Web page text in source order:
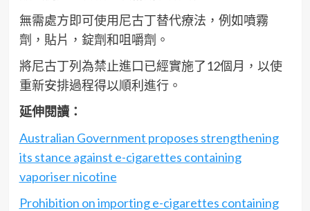
無需處方即可使用尼古丁替代療法，例如噴霧
劑，貼片，錠劑和咀嚼劑。
將尼古丁列為禁止進口已經實施了12個月，以使
重新安排過程得以順利進行。
延伸閱讀：
Australian Government proposes strengthening
its stance against e-cigarettes containing
vaporiser nicotine
Prohibition on importing e-cigarettes containing